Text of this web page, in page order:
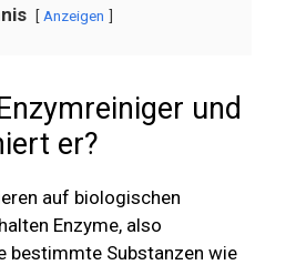
Anzeigen
und
er?
auf biologischen
Enzyme, also
bestimmte Substanzen wie